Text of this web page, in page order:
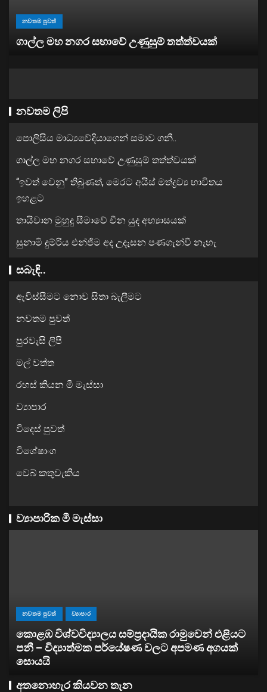
“ඉවත් වෙනු” තිබුණත්, මෙරට අයිස් මත්ද්‍රව්‍ය
ඉහළට
නවතම ලිපි
පොලිසිය මාධ්‍යවේදියාගෙන් සමාව ගනී..
ගාල්ල මහ නගර සභාවේ උණුසුම් තත්ත්වයක්
“ඉවත් වෙනු” තිබුණත්, මෙරට අයිස් මත්ද්‍රව්‍ය භාවිතය
ඉහළට
තායිවාන මුහුදු සීමාවේ චීන යුද අභ්‍යාසයක්
සුනාමි දුම්රිය එන්ජිම අද උදෑසන පණගැන්වී නැහැ
සබැඳි..
ඇවිස්සීමට නොව සිතා බැලීමට
නවතම පුවත්
පුරවැසි ලිපි
මල් වත්ත
රහස් කියන මී මැස්සා
ව්‍යාපාර
විදෙස් පුවත්
විශේෂාංග
වෙබ් කතුවැකිය
ව්‍යාපාරික මී මැස්සා
ව්‍යාපාර
සතොසෙන් සුපර් වැඩක් ..
අතනොහැර කියවන තැන